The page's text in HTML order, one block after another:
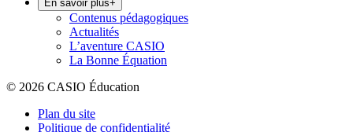
En savoir plus+
Contenus pédagogiques
Actualités
L’aventure CASIO
La Bonne Équation
© 2026 CASIO Éducation
Plan du site
Politique de confidentialité